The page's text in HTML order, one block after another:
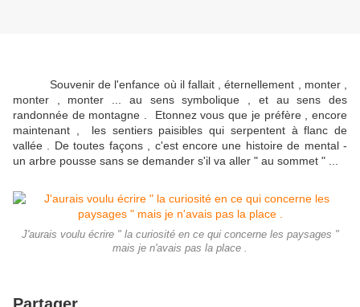
Souvenir de l'enfance où il fallait , éternellement , monter ,
monter , monter ... au sens symbolique , et au sens des
randonnée de montagne . Etonnez vous que je préfère , encore
maintenant , les sentiers paisibles qui serpentent à flanc de
vallée . De toutes façons , c'est encore une histoire de mental -
un arbre pousse sans se demander s'il va aller " au sommet " ...
J'aurais voulu écrire " la curiosité en ce qui concerne les paysages "
mais je n'avais pas la place .